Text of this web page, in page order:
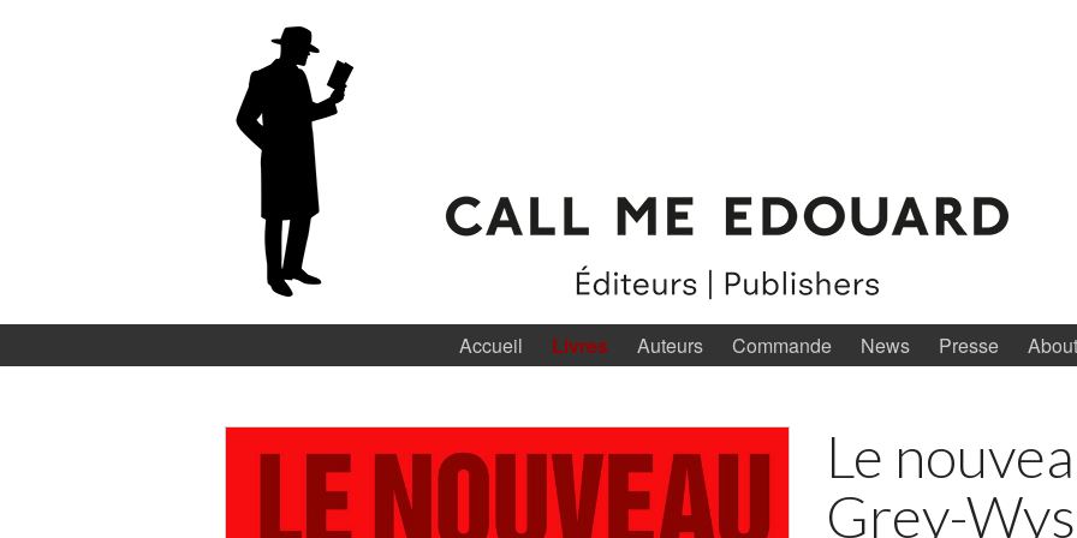
Accueil Livres Auteurs Commande News Presse
Le
Grey-